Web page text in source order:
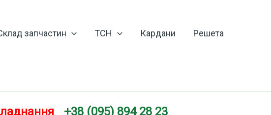
запчастин ТСН Кардани Решета
+38 (095) 894 28 23